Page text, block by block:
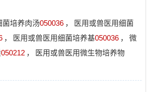
菌培养肉汤050036 ，
医用或兽医用细菌
， 医用或兽医用细菌培养基050036 ，
微
050212 ，
医用或兽医用微生物培养物